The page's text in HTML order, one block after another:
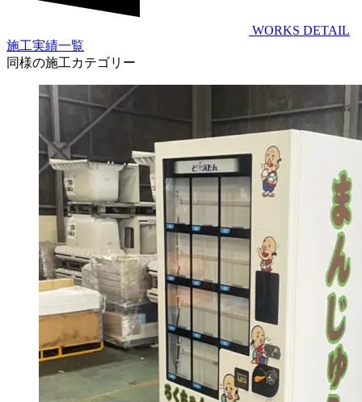
WORKS DETAIL
施工実績一覧
同様の施工カテゴリー